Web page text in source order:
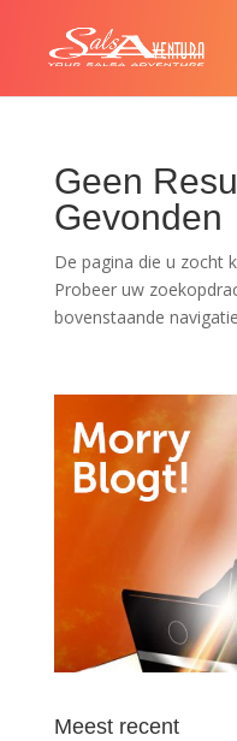
Geen
Gevonden
De pagina die u zocht
Probeer uw
bovenstaande
Meest recent